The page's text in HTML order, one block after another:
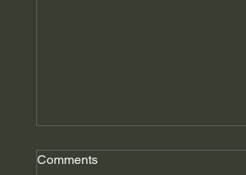
Comments